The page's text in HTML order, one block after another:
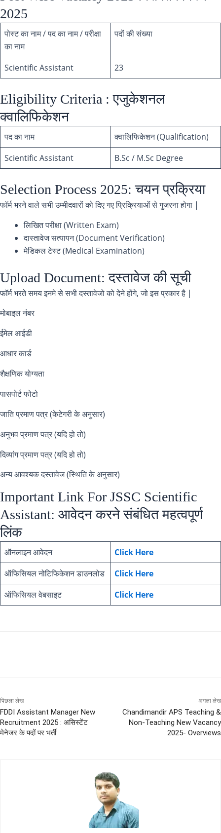
2025
पोस्ट का नाम / पद का नाम / परीक्षा
का नाम
पदों की संख्या
Scientific Assistant 23
Eligibility Criteria : एजुकेशनल
क्वालिफिकेशन
पद का नाम
क्वालिफिकेशन (Qualification)
Scientific Assistant
B.Sc / M.Sc Degree
Selection Process 2025: चयन प्रक्रिया
फॉर्म भरने वाले सभी उम्मीदवारों को दिए गए प्रिक्रियाओं से गुजरना होगा |
लिखित परीक्षा (Written Exam)
दास्तावेज सत्यापन (Document Verification)
मेडिकल टेस्ट (Medical Examination)
Upload Document: दस्तावेज की सूची
फॉर्म भरते समय इनमे से सभी दस्तावेजो को देने होंगे, जो इस प्रकार है |
मोबाइल नंबर
ईमेल आईडी
आधार कार्ड
शैक्षणिक योग्यता
पासपोर्ट फोटो
जाति प्रमाण पत्र (केटेगरी के अनुसार)
अनुभव प्रमाण पत्र (यदि हो तो)
दिव्यांग प्रमाण पत्र (यदि हो तो)
अन्य आवश्यक दस्तावेज (स्थिति के अनुसार)
Important Link For JSSC Scientific
Assistant: आवेदन करने संबंधित महत्वपूर्ण
लिंक
ऑनलाइन आवेदन
Click Here
ऑफिसियल नोटिफिकेशन डाउनलोड
Click Here
ऑफिसियल वेबसाइट
Click Here
पिछला लेख
FDDI Assistant Manager New
Recruitment 2025 : असिस्टेंट
मेनेजर के पदों पर भर्ती
अगला लेख
Chandimandir APS Teaching &
Non-Teaching New Vacancy
2025- Overviews